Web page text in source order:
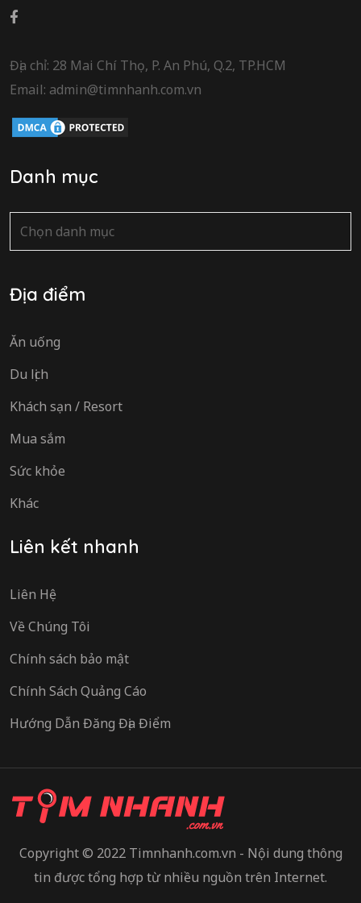
Địa chỉ: 28 Mai Chí Thọ, P. An Phú, Q.2, TP.HCM
Email: admin@timnhanh.com.vn
Danh mục
Danh
mục
Địa điểm
Ăn uống
Du lịch
Khách sạn / Resort
Mua sắm
Sức khỏe
Khác
Liên kết nhanh
Liên Hệ
Về Chúng Tôi
Chính sách bảo mật
Chính Sách Quảng Cáo
Hướng Dẫn Đăng Địa Điểm
Copyright © 2022 Timnhanh.com.vn - Nội dung thông
tin được tổng hợp từ nhiều nguồn trên Internet.